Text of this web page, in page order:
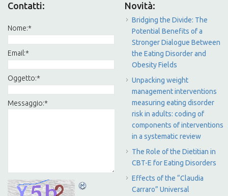
Contatti:
Nome:*
Email:*
Oggetto:*
Messaggio:*
Novità:
Bridging the Divide: The
Potential Benefits of a
Stronger Dialogue Between
the Eating Disorder and
Obesity Fields
Unpacking weight
management interventions
measuring eating disorder
risk in adults: coding of
components of interventions
in a systematic review
The Role of the Dietitian in
CBT-E for Eating Disorders
Effects of the “Claudia
Carraro” Universal